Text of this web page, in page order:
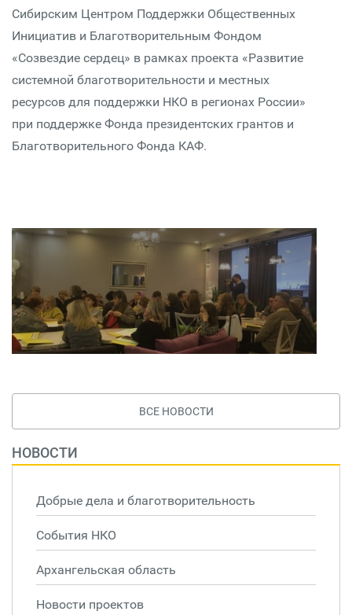
Сибирским Центром Поддержки Общественных
Инициатив и Благотворительным Фондом
«Созвездие сердец» в рамках проекта «Развитие
системной благотворительности и местных
ресурсов для поддержки НКО в регионах России»
при поддержке Фонда президентских грантов и
Благотворительного Фонда КАФ.
ВСЕ НОВОСТИ
НОВОСТИ
Добрые дела и благотворительность
События НКО
Архангельская область
Новости проектов